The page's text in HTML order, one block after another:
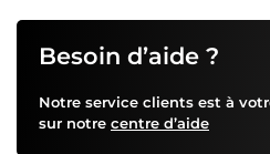
Besoin d’aide ?
Notre service clients est à
sur notre centre d’aide